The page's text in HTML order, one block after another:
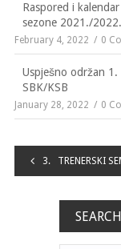
Raspored i
sezone 2021./2022.
February 4, 2022 0
Uspješno održan 1.
SBK/KSB
January 28, 2022 0
SEARCH